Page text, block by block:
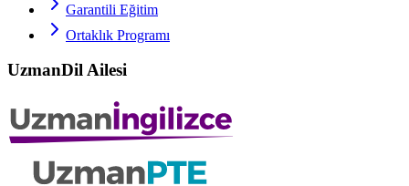
Garantili Eğitim
Ortaklık Programı
UzmanDil Ailesi